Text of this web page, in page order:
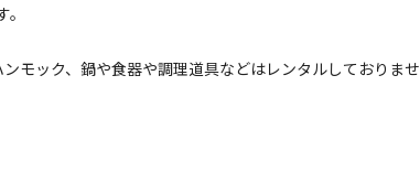
モック、鍋や食器や調理道具などはレンタルしておりま